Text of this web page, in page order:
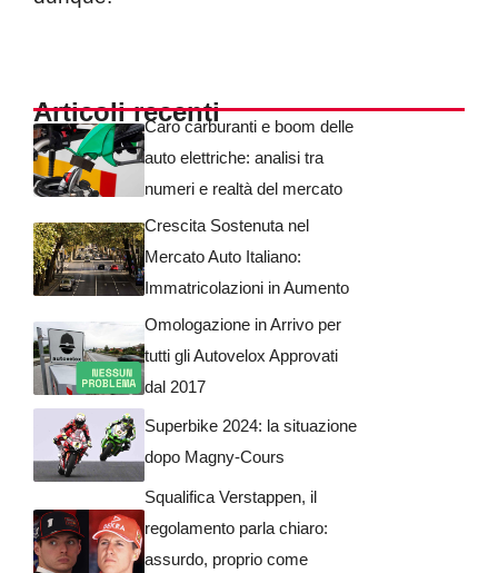
Articoli recentiCaro carburanti e boom delle
auto elettriche: analisi tra
numeri e realtà del mercato
Crescita Sostenuta nel
Mercato Auto Italiano:
Immatricolazioni in Aumento
Omologazione in Arrivo per
tutti gli Autovelox Approvati
dal 2017
Superbike 2024: la situazione
dopo Magny-Cours
Squalifica Verstappen, il
regolamento parla chiaro:
assurdo, proprio come